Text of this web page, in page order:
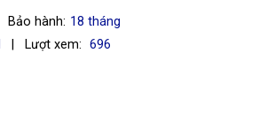
Bảo hành: 18 tháng
Lượt xem: 696